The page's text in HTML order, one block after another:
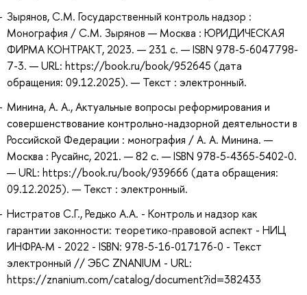
Зырянов, С.М. Государственный контроль надзор :
Монография / С.М. Зырянов — Москва : ЮРИДИЧЕСКАЯ
ФИРМА КОНТРАКТ, 2023. — 231 с. — ISBN 978-5-6047798-
7-3. — URL: https://book.ru/book/952645 (дата
обращения: 09.12.2025). — Текст : электронный.
Минина, А. А., Актуальные вопросы реформирования и
совершенствование контрольно-надзорной деятельности в
Российской Федерации : монография / А. А. Минина. —
Москва : Русайнс, 2021. — 82 с. — ISBN 978-5-4365-5402-0.
— URL: https://book.ru/book/939666 (дата обращения:
09.12.2025). — Текст : электронный.
Нистратов С.Г., Редько А.А. - Контроль и надзор как
гарантии законности: теоретико-правовой аспект - НИЦ
ИНФРА-М - 2022 - ISBN: 978-5-16-017176-0 - Текст
электронный // ЭБС ZNANIUM - URL:
https://znanium.com/catalog/document?id=382433